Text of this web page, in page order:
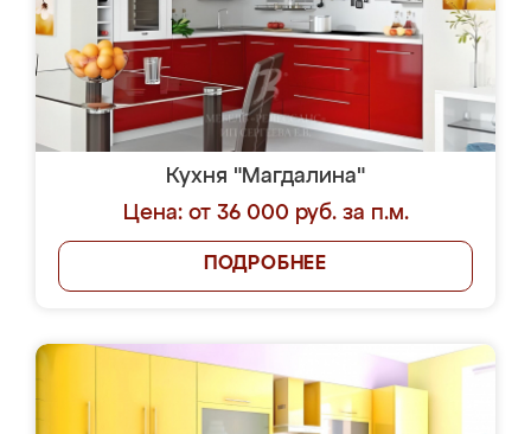
Кухня "Магдалина"
Цена: от 36 000 руб. за п.м.
ПОДРОБНЕЕ